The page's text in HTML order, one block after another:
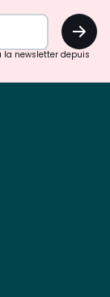
OK
la newsletter depuis